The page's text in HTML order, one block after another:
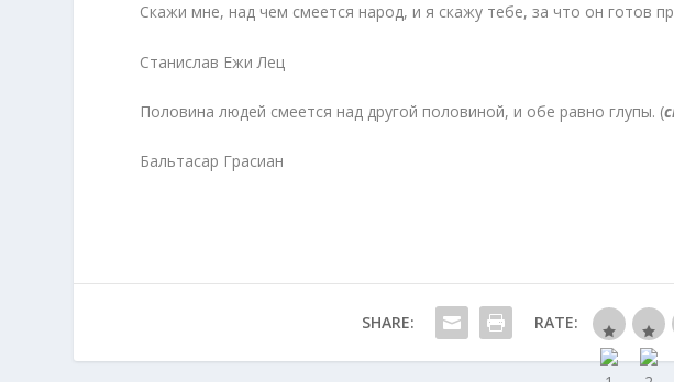
Скажи мне, над чем смеется народ, и я скажу тебе, за что он готов
Станислав Ежи Лец
Половина людей смеется над другой половиной, и обе равно глупы. (
Бальтасар Грасиан
SHARE: RATE: